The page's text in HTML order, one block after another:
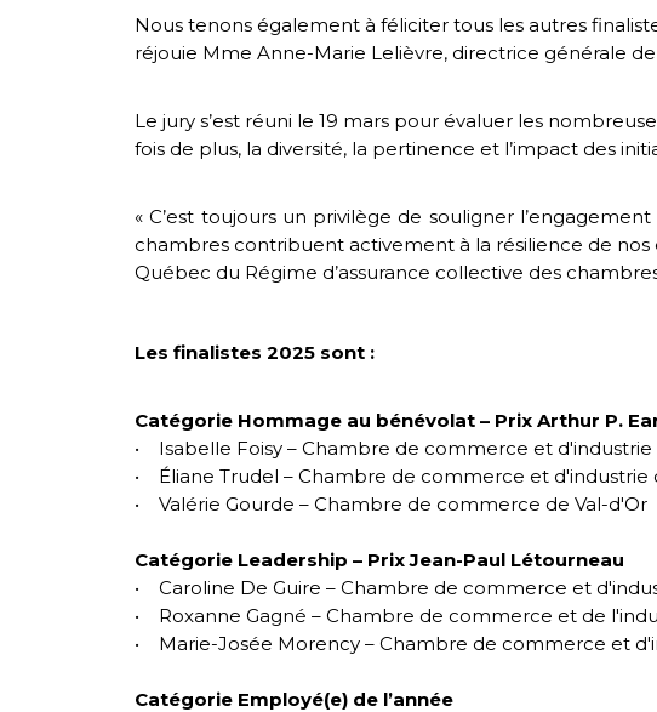
Nous tenons également à féliciter tous les autres
réjouie Mme Anne-Marie Lelièvre, directrice générale de
Le jury s’est réuni le 19 mars pour évaluer les
fois de plus, la diversité, la pertinence et l’impact des
« C’est toujours un privilège de souligner
chambres contribuent activement à la résilience de nos
Québec du Régime d’assurance collective des
Les finalistes 2025 sont :
Catégorie Hommage au bénévolat – Prix Arthur P.
• Isabelle Foisy – Chambre de commerce et d'industrie
• Éliane Trudel – Chambre de commerce et d'industrie
• Valérie Gourde – Chambre de commerce de Val-d'Or
Catégorie Leadership – Prix Jean-Paul Létourneau
• Caroline De Guire – Chambre de commerce et
• Roxanne Gagné – Chambre de commerce et de
• Marie-Josée Morency – Chambre de commerce et
Catégorie Employé(e) de l’année